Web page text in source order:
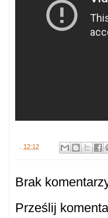
. 12:12
Brak
Prześlij